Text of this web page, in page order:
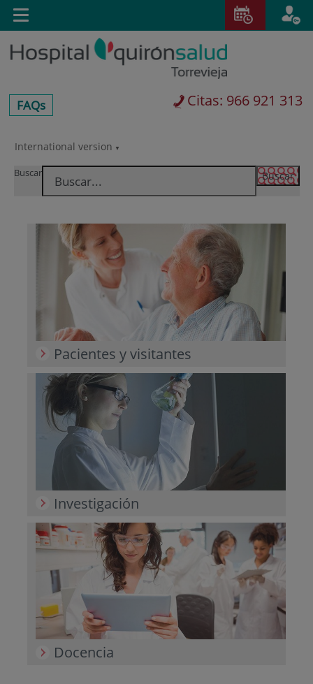
Saltar al contenido
Saltar
contenido
Selector
idioma
activo
es
International version
centros-
faq
FAQs Citas: 966 921 313
Buscar
Toggle
navigation
Pacientes y visitantes
Investigación
Docencia